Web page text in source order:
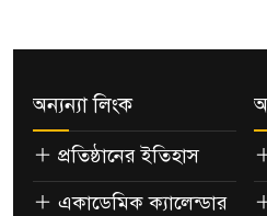
অন্যন্যা লিংক
প্রতিষ্ঠানের ইতিহাস
একাডেমিক ক্যালেন্ডার